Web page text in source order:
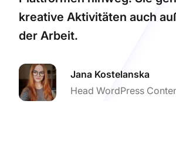
kreative Aktivitäten auch
der Arbeit.
Jana Kostelanska
Head WordPress